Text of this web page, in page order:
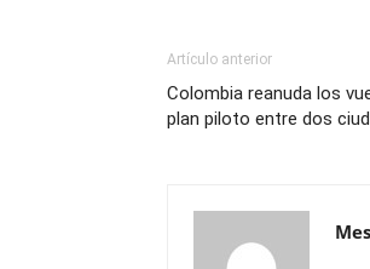
Artículo anterior
Colombia reanuda los
plan piloto entre dos